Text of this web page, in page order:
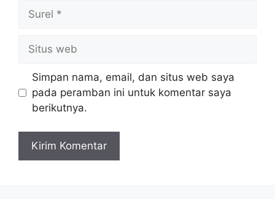
Surel
Situs
web
Simpan nama, email, dan situs web saya
pada peramban ini untuk komentar saya
berikutnya.